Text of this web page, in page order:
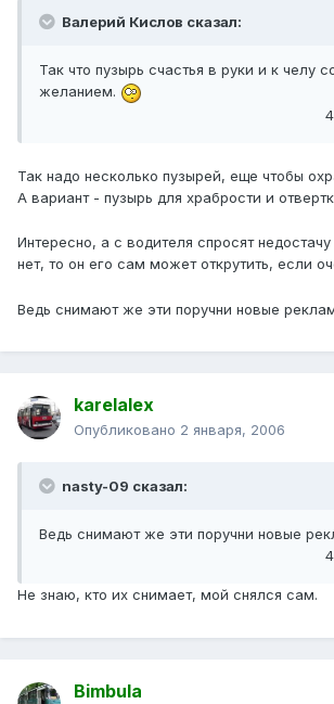
Валерий Кислов сказал:
Так что пузырь счастья в руки и к челу
желанием.
Так надо несколько пузырей, еще чтобы
А вариант - пузырь для храбрости и
Интересно, а с водителя спросят
нет, то он его сам может открутить, если
Ведь снимают же эти поручни новые
karelalex
Опубликовано 2 января, 2006
nasty-09 сказал:
Ведь снимают же эти поручни новые
Не знаю, кто их снимает, мой снялся сам.
Bimbula